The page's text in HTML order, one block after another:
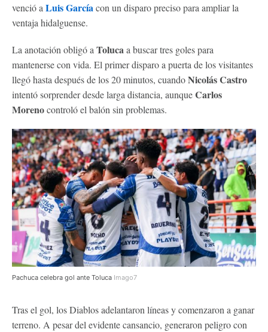
venció a Luis Garcíacon un disparo preciso para ampliar la
ventaja hidalguense.
La anotación obligó a Tolucaa buscar tres goles para
mantenerse con vida. El primer disparo a puerta de los visitantes
llegó hasta después de los 20 minutos, cuandoNicolás Castro
intentó sorprender desde larga distancia, aunqueCarlos
Morenocontroló el balón sin problemas.
Pachuca celebra gol ante Toluca Imago7
Tras el gol, los Diablos adelantaron líneas y comenzaron a ganar
terreno. A pesar del evidente cansancio, generaron peligro con